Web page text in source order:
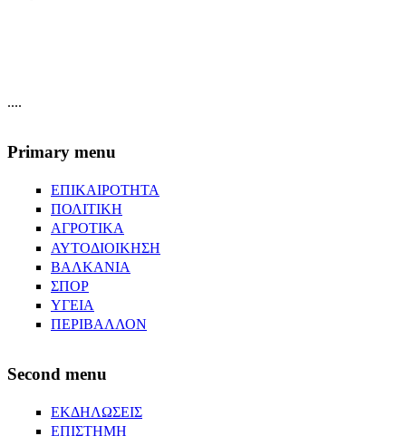
....
Primary menu
ΕΠΙΚΑΙΡΟΤΗΤΑ
ΠΟΛΙΤΙΚΗ
ΑΓΡΟΤΙΚΑ
ΑΥΤΟΔΙΟΙΚΗΣΗ
ΒΑΛΚΑΝΙΑ
ΣΠΟΡ
ΥΓΕΙΑ
ΠΕΡΙΒΑΛΛΟΝ
Second menu
ΕΚΔΗΛΩΣΕΙΣ
ΕΠΙΣΤΗΜΗ